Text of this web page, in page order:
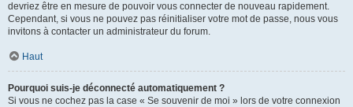
devriez être en mesure de pouvoir vous connecter de nouveau rapidement.
Cependant, si vous ne pouvez pas réinitialiser votre mot de passe, nous vous
invitons à contacter un administrateur du forum.
Haut
Pourquoi suis-je déconnecté automatiquement ?
Si vous ne cochez pas la case « Se souvenir de moi » lors de votre connexion